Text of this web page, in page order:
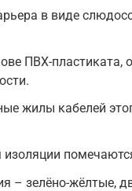
в виде
ПВХ-
жилы кабелей
изоляции
– зелёно-жёлтые,